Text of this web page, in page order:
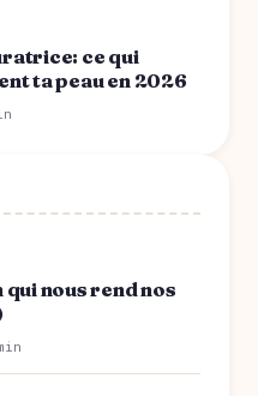
ce qui
ta peau en 2026
qui nous rend nos